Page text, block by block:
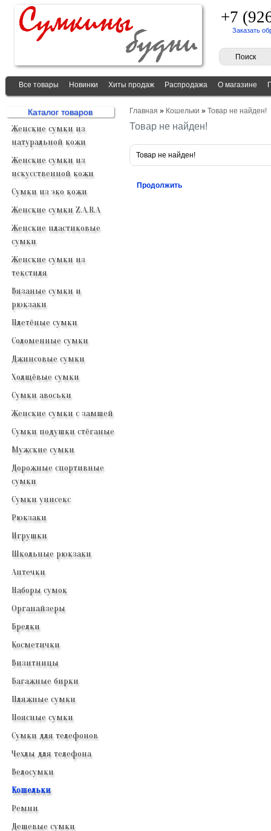
+7
Заказать
Все товары Новинки Хиты продаж Распродажа О магазине
Каталог товаров
Женские сумки из
натуральной кожи
Женские сумки из
искусственной кожи
Сумки из эко кожи
Женские сумки Z.A.R.A
Женские пластиковые
сумки
Женские сумки из
текстиля
Вязаные сумки и
рюкзаки
Плетёные сумки
Соломенные сумки
Джинсовые сумки
Холщёвые сумки
Сумки авоськи
Женские сумки с замшей
Сумки подушки стёганые
Мужские сумки
Дорожные спортивные
сумки
Сумки унисекс
Рюкзаки
Игрушки
Школьные рюкзаки
Аптечки
Наборы сумок
Органайзеры
Брелки
Косметички
Визитницы
Багажные бирки
Пляжные сумки
Поясные сумки
Сумки для телефонов
Чехлы для телефона
Велосумки
Кошельки
Ремни
Дешевые сумки
Главная » Кошельки » Товар не найден!
Товар не найден!
Товар не найден!
Продолжить